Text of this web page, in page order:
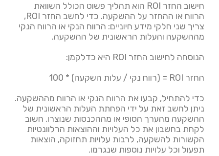
חישוב החזר ROI הוא תהליך פשוט הכולל השוואת
הרווח או ההחזר על ההשקעה. כדי לחשב החזר ROI,
צריך שני חלקי מידע חיוניים: הרווח הנקי או הרווח הנקי
מההשקעה והעלות הראשונית של ההשקעה.
הנוסחה לחישוב החזר ROI היא כדלקמן:
החזר ROI = (רווח נקי / עלות השקעה) * 100
כדי להתחיל, קבעו את הרווח הנקי או הרווח מההשקעה.
ניתן לחשב זאת על ידי הפחתת העלות הראשונית של
ההשקעה מהערך הסופי או מההכנסות שנוצרו. חשוב
לקחת בחשבון את כל העלויות וההוצאות הרלוונטיות
הקשורות להשקעה, לרבות עלויות תחזוקה, הוצאות
תפעול וכל עלויות נוספות שנגרמו.